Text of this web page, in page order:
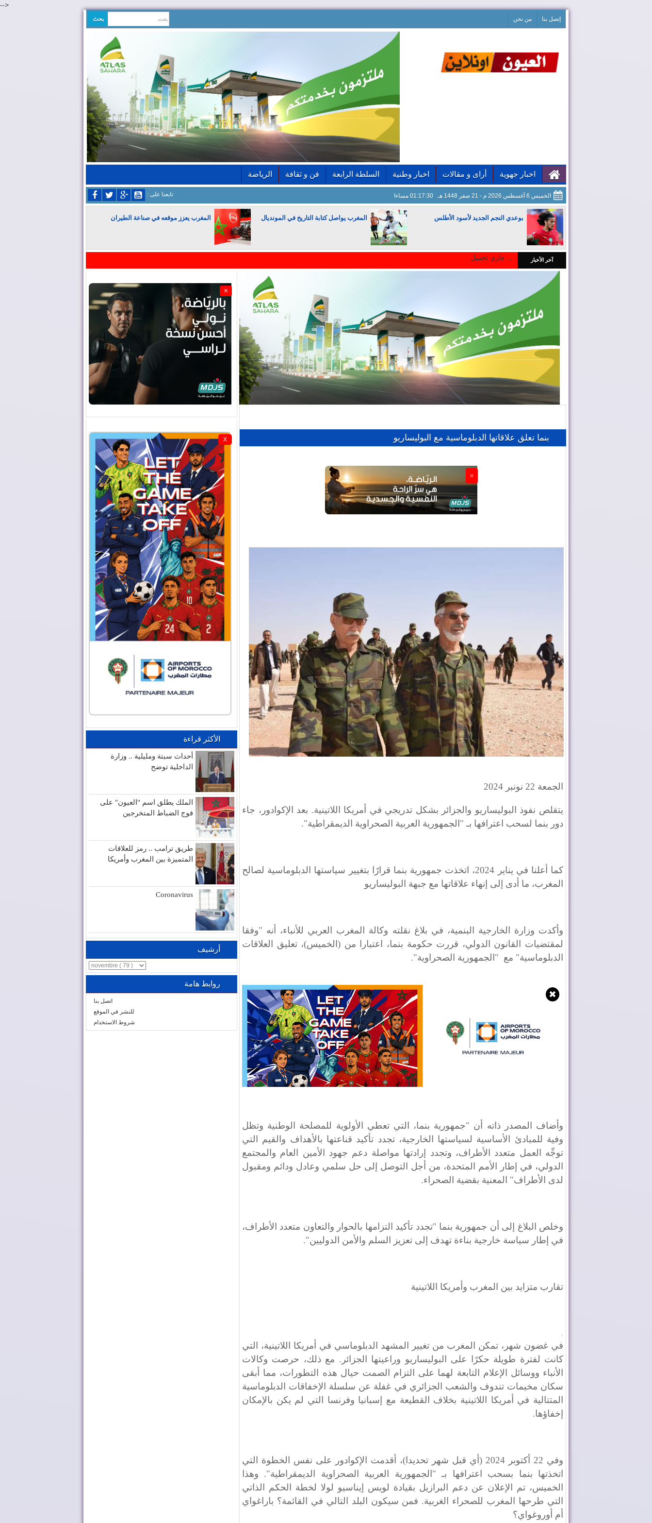
-->
إتصل بنا من نحن
اخبار جهوية أراى و مقالات اخبار وطنية السلطة الرابعة فن و ثقافة الرياضة
الخميس 6 أغسطس 2026 م - 21 صفر 1448 هـ 01:17:31 مساءا : تابعنا على
بوعدي النجم الجديد لأسود الأطلس المغرب يواصل كتابة التاريخ في المونديال المغرب يعزز موقعه في صناعة الطيران
المغرب يجذب كبار المستثمرين آخر الأخبار
بنما تعلق علاقاتها الدبلوماسية مع البوليساريو
×
الجمعة 22 نونبر 2024
يتقلص نفوذ البوليساريو والجزائر بشكل تدريجي في أمريكا اللاتينية. بعد الإكوادور، جاء
دور بنما لسحب اعترافها بـ "الجمهورية العربية الصحراوية الديمقراطية".
كما أعلنا في يناير 2024، اتخذت جمهورية بنما قرارًا بتغيير سياستها الدبلوماسية لصالح
المغرب، ما أدى إلى إنهاء علاقاتها مع جبهة البوليساريو
وأكدت وزارة الخارجية البنمية، في بلاغ نقلته وكالة المغرب العربي للأنباء، أنه "وفقا
لمقتضيات القانون الدولي، قررت حكومة بنما، اعتبارا من (الخميس)، تعليق العلاقات
الدبلوماسية" مع "الجمهورية الصحراوية".
✖
وأضاف المصدر ذاته أن "جمهورية بنما، التي تعطي الأولوية للمصلحة الوطنية وتظل
وفية للمبادئ الأساسية لسياستها الخارجية، تجدد تأكيد قناعتها بالأهداف والقيم التي
توجِّه العمل متعدد الأطراف، وتجدد إرادتها مواصلة دعم جهود الأمين العام والمجتمع
الدولي، في إطار الأمم المتحدة، من أجل التوصل إلى حل سلمي وعادل ودائم ومقبول
لدى الأطراف" المعنية بقضية الصحراء.
وخلص البلاغ إلى أن جمهورية بنما "تجدد تأكيد التزامها بالحوار والتعاون متعدد الأطراف،
في إطار سياسة خارجية بناءة تهدف إلى تعزيز السلم والأمن الدوليين".
تقارب متزايد بين المغرب وأمريكا اللاتينية
في غضون شهر، تمكن المغرب من تغيير المشهد الدبلوماسي في أمريكا اللاتينية، التي
كانت لفترة طويلة حكرًا على البوليساريو وراعيتها الجزائر. مع ذلك، حرصت وكالات
الأنباء ووسائل الإعلام التابعة لهما على التزام الصمت حيال هذه التطورات، مما أبقى
سكان مخيمات تندوف والشعب الجزائري في غفلة عن سلسلة الإخفاقات الدبلوماسية
المتتالية في أمريكا اللاتينية بخلاف القطيعة مع إسبانيا وفرنسا التي لم يكن بالإمكان
إخفاؤها.
وفي 22 أكتوبر 2024 (أي قبل شهر تحديدا)، أقدمت الإكوادور على نفس الخطوة التي
اتخذتها بنما بسحب اعترافها بـ "الجمهورية العربية الصحراوية الديمقراطية". وهذا
الخميس، تم الإعلان عن دعم البرازيل بقيادة لويس إيناسيو لولا لخطة الحكم الذاتي
التي طرحها المغرب للصحراء الغربية. فمن سيكون البلد التالي في القائمة؟ باراغواي
أم أوروغواي؟
×
X
الأكثر قراءة
أحداث سبتة ومليلية .. وزارة
الداخلية توضح
الملك يطلق اسم "العيون" على
فوج الضباط المتخرجين
طريق ترامب .. رمز للعلاقات
المتميزة بين المغرب وأمريكا
Coronavirus
أرشيف
روابط هامة
اتصل بنا
للنشر في الموقع
شروط الاستخدام